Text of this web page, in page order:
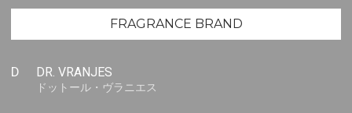
FRAGRANCE BRAND
D DR. VRANJES
ドットール・ヴラニエス